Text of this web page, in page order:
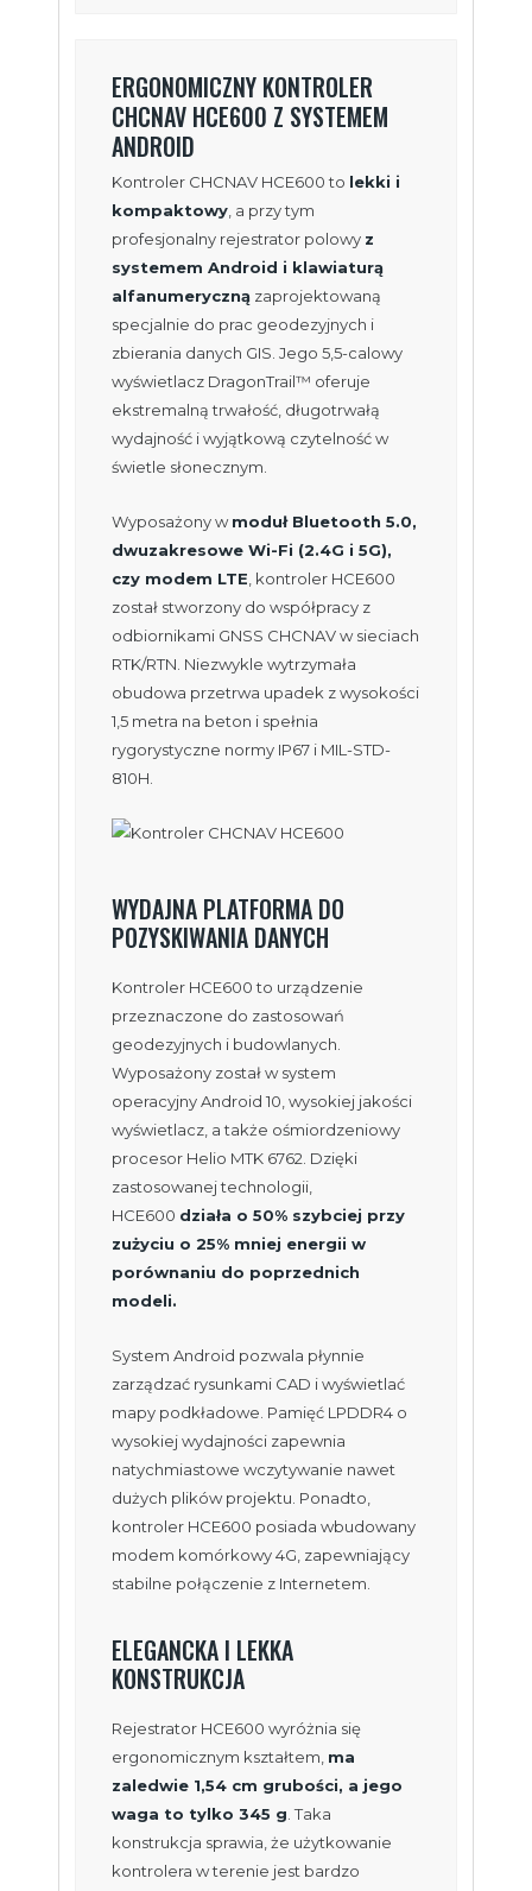
ERGONOMICZNY KONTROLER
CHCNAV HCE600 Z SYSTEMEM
ANDROID
Kontroler CHCNAV HCE600 to lekki i
kompaktowy , a przy tym
profesjonalny rejestrator polowy z
systemem Android i klawiaturą
alfanumeryczną zaprojektowaną
specjalnie do prac geodezyjnych i
zbierania danych GIS. Jego 5,5-calowy
wyświetlacz DragonTrail™ oferuje
ekstremalną trwałość, długotrwałą
wydajność i wyjątkową czytelność w
świetle słonecznym.
Wyposażony wmoduł Bluetooth 5.0,
dwuzakresowe Wi-Fi (2.4G i 5G),
czy modem LTE , kontroler HCE600
został stworzony do współpracy z
odbiornikami GNSS CHCNAV w sieciach
RTK/RTN. Niezwykle wytrzymała
obudowa przetrwa upadek z wysokości
1,5 metra na beton i spełnia
rygorystyczne normy IP67 i MIL-STD-
810H.
WYDAJNA PLATFORMA DO
POZYSKIWANIA DANYCH
Kontroler HCE600 to urządzenie
przeznaczone do zastosowań
geodezyjnych i budowlanych.
Wyposażony został w system
operacyjny Android 10, wysokiej jakości
wyświetlacz, a także ośmiordzeniowy
procesor Helio MTK 6762. Dzięki
zastosowanej technologii,
HCE600 działa o 50% szybciej przy
zużyciu o 25% mniej energii w
porównaniu do poprzednich
modeli.
System Android pozwala płynnie
zarządzać rysunkami CAD i wyświetlać
mapy podkładowe. Pamięć LPDDR4 o
wysokiej wydajności zapewnia
natychmiastowe wczytywanie nawet
dużych plików projektu. Ponadto,
kontroler HCE600 posiada wbudowany
modem komórkowy 4G, zapewniający
stabilne połączenie z Internetem.
ELEGANCKA I LEKKA
KONSTRUKCJA
Rejestrator HCE600 wyróżnia się
ergonomicznym kształtem, ma
zaledwie 1,54 cm grubości, a jego
waga to tylko 345 g . Taka
konstrukcja sprawia, że użytkowanie
kontrolera w terenie jest bardzo